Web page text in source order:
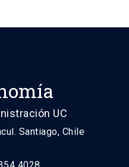
UC
Santiago, Chile
4028